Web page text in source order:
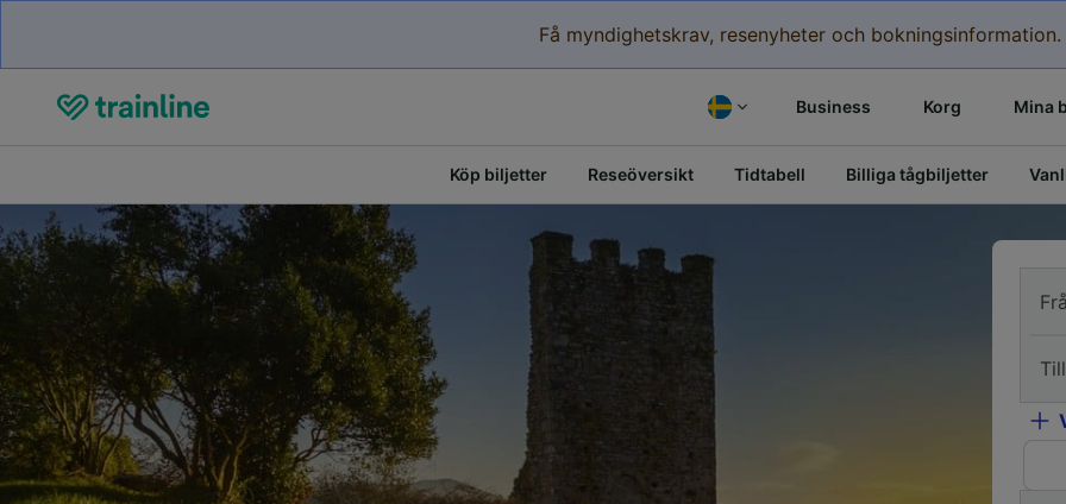
Få myndighetskrav, resenyheter och bokningsinformation.
Business Korg Mina
Köp biljetter Reseöversikt Tidtabell Billiga tågbiljetter
Till